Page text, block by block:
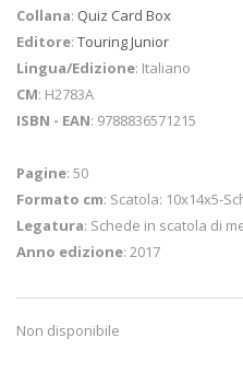
Collana: Quiz Card Box
Editore: Touring Junior
Lingua/Edizione: Italiano
CM: H2783A
ISBN - EAN: 9788836571215
Pagine: 50
Formato cm: Scatola: 10x14x5-
Legatura: Schede in scatola di
Anno edizione: 2017
Non disponibile